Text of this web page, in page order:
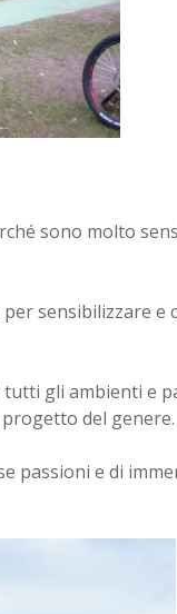
sono molto
sensibilizzare
gli ambienti e
del genere.
passioni e di